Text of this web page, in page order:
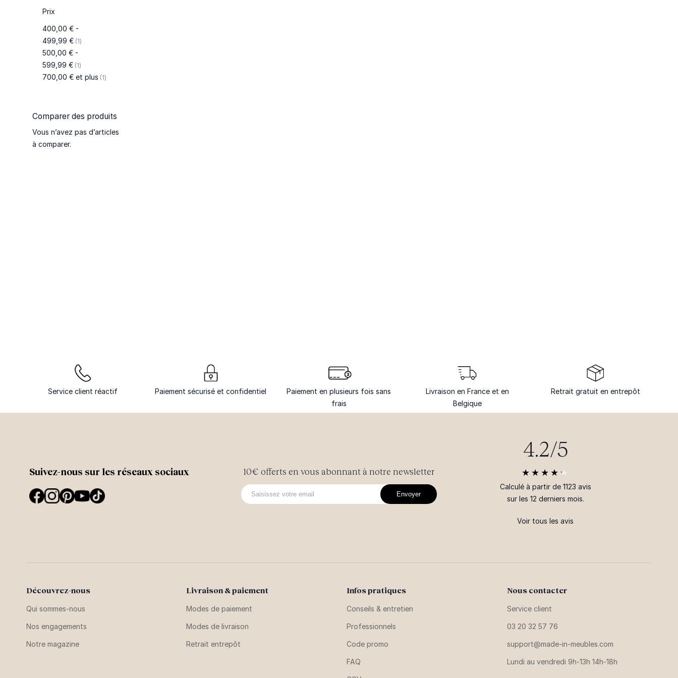
Prix
400,00 €-
499,99 € 1article
500,00 €-
599,99 € 1article
700,00 €et plus 1article
Comparer des produits
Vous n’avez pas d’articles
à comparer.
Service client réactif Paiement sécurisé et confidentiel
Paiement en plusieurs fois sans
frais
Livraison en France et en
Belgique
Retrait gratuit en entrepôt
Suivez-nous sur les réseaux sociaux 10€ offerts en vous abonnant à notre newsletter
Envoyer
4.2/5
Calculé à partir de 1123 avis
sur les 12 derniers mois.
Voir tous les avis
Découvrez-nous
Qui sommes-nous
Nos engagements
Notre magazine
Livraison & paiement
Modes de paiement
Modes de livraison
Retrait entrepôt
Infos pratiques
Conseils & entretien
Professionnels
Code promo
FAQ
Nous contacter
Service client
03 20 32 57 76
support@made-in-meubles.com
Lundi au vendredi 9h-13h 14h-18h